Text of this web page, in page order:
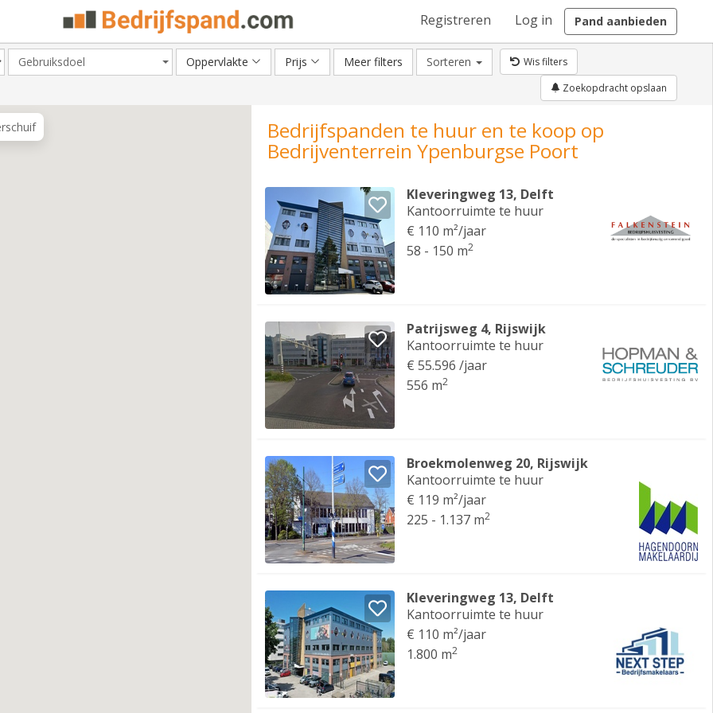
Registreren Log in Pand aanbieden
Gebruiksdoel Oppervlakte Prijs Meer filters Sorteren
Wis filters
Zoekopdracht opslaan
Bedrijfspanden te huur en te koop op
Bedrijventerrein Ypenburgse Poort
Kleveringweg 13, Delft
Kantoorruimte te huur
€ 110 m²/jaar
58 - 150 m2
Patrijsweg 4, Rijswijk
Kantoorruimte te huur
€ 55.596 /jaar
556 m2
Broekmolenweg 20, Rijswijk
Kantoorruimte te huur
€ 119 m²/jaar
225 - 1.137 m2
Kleveringweg 13, Delft
Kantoorruimte te huur
€ 110 m²/jaar
1.800 m2